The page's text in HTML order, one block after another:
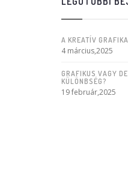
A KREATÍV
4 március,2025
GRAFIKUS VAGY
KÜLÖNBSÉG?
19 február,2025